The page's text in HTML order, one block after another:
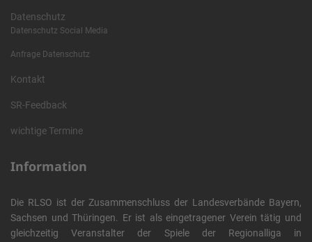
Datenschutz
Datenschutz Social Media
Anfrage Datenschutz
Kontakt
SR-Feedback
wichtige Termine
Information
Die RLSO ist der Zusammenschluss der Landesverbände Bayern,
Sachsen und Thüringen. Er ist als eingetragener Verein tätig und
gleichzeitig Veranstalter der Spiele der Regionalliga in